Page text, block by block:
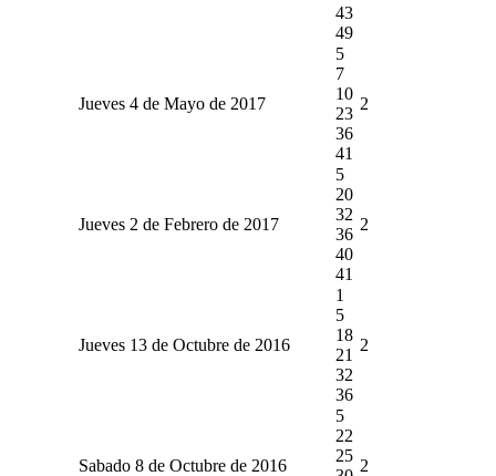
43
49
Jueves 4 de Mayo de 2017
5
7
10
23
36
41
2
Jueves 2 de Febrero de 2017
5
20
32
36
40
41
2
Jueves 13 de Octubre de 2016
1
5
18
21
32
36
2
Sabado 8 de Octubre de 2016
5
22
25
2